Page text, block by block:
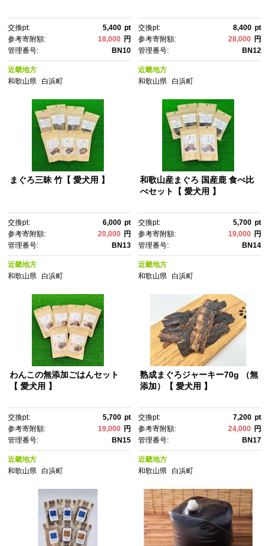
交換pt: 5,400 pt
参考寄附額:
18,000 円
管理番号:
BN10
近畿地方
和歌山県
白浜町
交換pt: 8,400 pt
参考寄附額:
28,000 円
管理番号:
BN12
近畿地方
和歌山県 白浜町
まぐろ三昧 竹【 愛犬用 】
交換pt: 6,000 pt
参考寄附額:
20,000 円
管理番号:
BN13
近畿地方
和歌山県
白浜町
和歌山産まぐろ 国産鹿 食べ比
べセット【 愛犬用 】
交換pt: 5,700 pt
参考寄附額:
19,000 円
管理番号:
BN14
近畿地方
和歌山県 白浜町
わんこの無添加ごはんセット
【 愛犬用 】
交換pt: 5,700 pt
参考寄附額:
19,000 円
管理番号:
BN15
近畿地方
和歌山県
白浜町
熟成まぐろジャーキー70g （無
添加）【 愛犬用 】
交換pt: 7,200 pt
参考寄附額:
24,000 円
管理番号:
BN17
近畿地方
和歌山県 白浜町